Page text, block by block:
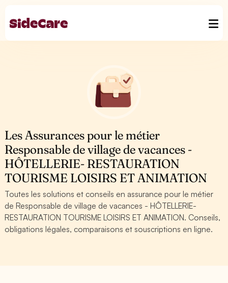
Les Assurances pour le métier
Responsable de village de vacances -
HÔTELLERIE- RESTAURATION
TOURISME LOISIRS ET ANIMATION
Toutes les solutions et conseils en assurance pour le métier
de Responsable de village de vacances - HÔTELLERIE-
RESTAURATION TOURISME LOISIRS ET ANIMATION. Conseils,
obligations légales, comparaisons et souscriptions en ligne.